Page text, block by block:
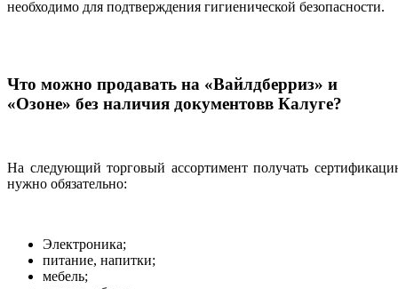
необходимо для подтверждения гигиенической безопасности.
Что можно продавать на «Вайлдберриз» и
«Озоне» без наличия документовв Калуге?
На следующий торговый ассортимент получать
нужно обязательно:
Электроника;
питание, напитки;
мебель;